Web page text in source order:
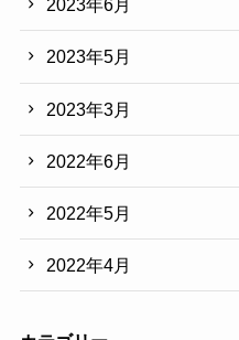
2023年6月
2023年5月
2023年3月
2022年6月
2022年5月
2022年4月